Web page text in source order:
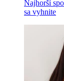
Najhorší
sa vyhnite